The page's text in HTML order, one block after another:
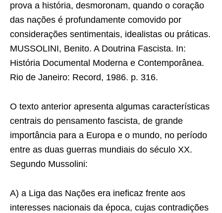
prova a história, desmoronam, quando o coração
das nações é profundamente comovido por
considerações sentimentais, idealistas ou práticas.
MUSSOLINI, Benito. A Doutrina Fascista. In:
História Documental Moderna e Contemporânea.
Rio de Janeiro: Record, 1986. p. 316.
O texto anterior apresenta algumas características
centrais do pensamento fascista, de grande
importância para a Europa e o mundo, no período
entre as duas guerras mundiais do século XX.
Segundo Mussolini:
A) a Liga das Nações era ineficaz frente aos
interesses nacionais da época, cujas contradições